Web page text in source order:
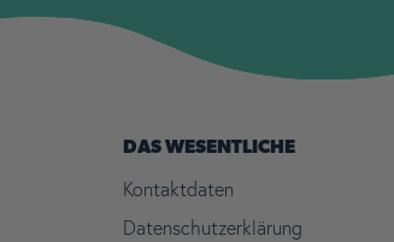
DAS WESENTLICHE
Kontaktdaten
Datenschutzerklärung